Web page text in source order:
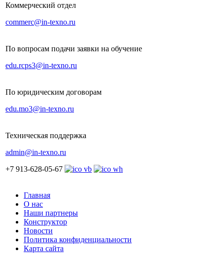
Коммерческий отдел
commerc@in-texno.ru
По вопросам подачи заявки на обучение
edu.rcps3@in-texno.ru
По юридическим договорам
edu.mo3@in-texno.ru
Техническая поддержка
admin@in-texno.ru
+7 913-628-05-67
Главная
О нас
Наши партнеры
Конструктор
Новости
Политика конфиденциальности
Карта сайта